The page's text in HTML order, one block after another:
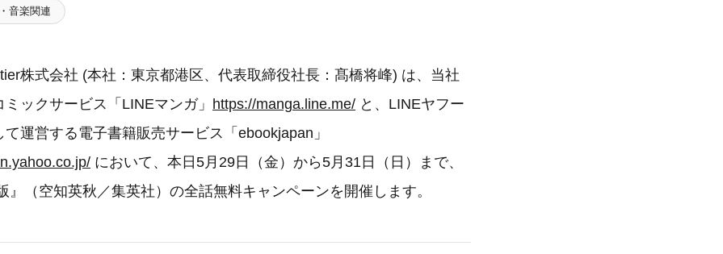
音楽関連
株式会社 (本社：東京都港区、代表取締役社長：髙橋将峰) は、当社
ックサービス「LINEマンガ」 https://manga.line.me/ と、LINEヤフー
運営する電子書籍販売サービス「ebookjapan」
において、本日5月29日（金）から5月31日（日）まで、
』（空知英秋／集英社）の全話無料キャンペーンを開催します。